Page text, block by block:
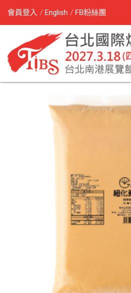
會員登入 English FB粉絲團